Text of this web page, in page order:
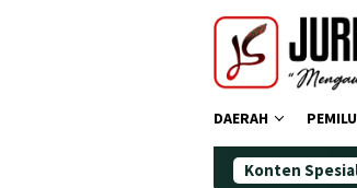
DAERAH PEMILU
Konten